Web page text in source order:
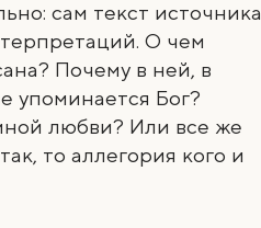
сам текст источника
О чем
Почему в ней, в
упоминается Бог?
любви? Или все же
то аллегория кого и